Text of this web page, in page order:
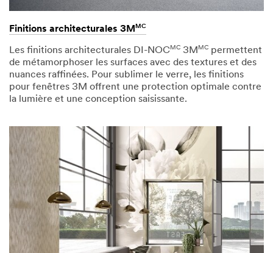
Finitions architecturales 3M MC
Les finitions architecturales DI-NOCMC 3M MC permettent
de métamorphoser les surfaces avec des textures et des
nuances raffinées. Pour sublimer le verre, les finitions
pour fenêtres 3M offrent une protection optimale contre
la lumière et une conception saisissante.